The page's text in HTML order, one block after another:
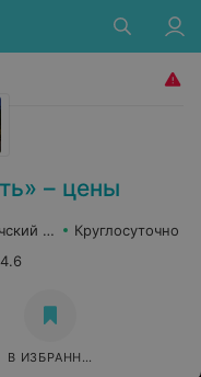
– цены
сельсовет, 67
Круглосуточно
4.6
В ИЗБРАННОЕ